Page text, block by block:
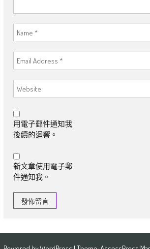
用電子郵件通知我
後續的迴響。
新文章使用電子郵
件通知我。